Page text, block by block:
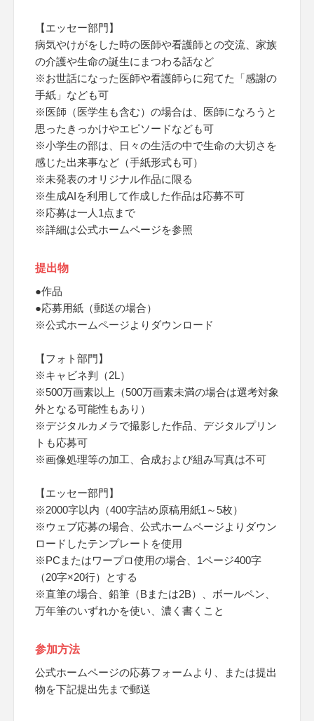
【エッセー部門】
病気やけがをした時の医師や看護師との交流、家族
の介護や生命の誕生にまつわる話など
※お世話になった医師や看護師らに宛てた「感謝の
手紙」なども可
※医師（医学生も含む）の場合は、医師になろうと
思ったきっかけやエピソードなども可
※小学生の部は、日々の生活の中で生命の大切さを
感じた出来事など（手紙形式も可）
※未発表のオリジナル作品に限る
※生成AIを利用して作成した作品は応募不可
※応募は一人1点まで
※詳細は公式ホームページを参照
提出物
●作品
●応募用紙（郵送の場合）
※公式ホームページよりダウンロード
【フォト部門】
※キャビネ判（2L）
※500万画素以上（500万画素未満の場合は選考対象
外となる可能性もあり）
※デジタルカメラで撮影した作品、デジタルプリン
トも応募可
※画像処理等の加工、合成および組み写真は不可
【エッセー部門】
※2000字以内（400字詰め原稿用紙1～5枚）
※ウェブ応募の場合、公式ホームページよりダウン
ロードしたテンプレートを使用
※PCまたはワープロ使用の場合、1ページ400字
（20字×20行）とする
※直筆の場合、鉛筆（Bまたは2B）、ボールペン、
万年筆のいずれかを使い、濃く書くこと
参加方法
公式ホームページの応募フォームより、または提出
物を下記提出先まで郵送